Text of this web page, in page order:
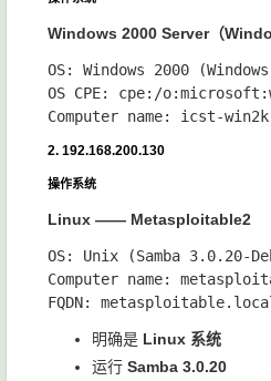
Windows 2000 Server（
OS: Windows 2000
OS CPE: cpe:/
2. 192.168.200.130
操作系统
Linux —— Metasploitable2
OS: Unix (Samba 3.0.20-
Computer name:
明确是 Linux 系统
运行 Samba 3.0.20